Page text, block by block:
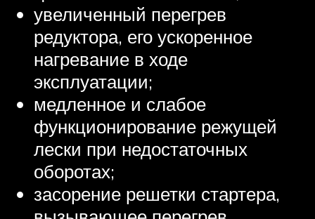
увеличенный перегрев
редуктора, его ускоренное
нагревание в ходе
эксплуатации;
медленное и слабое
функционирование режущей
лески при недостаточных
оборотах;
засорение решетки стартера,